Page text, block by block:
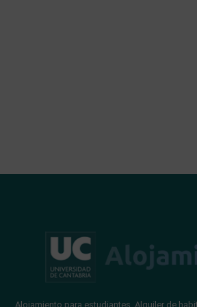
Alojamiento para estudiantes. Alquiler de